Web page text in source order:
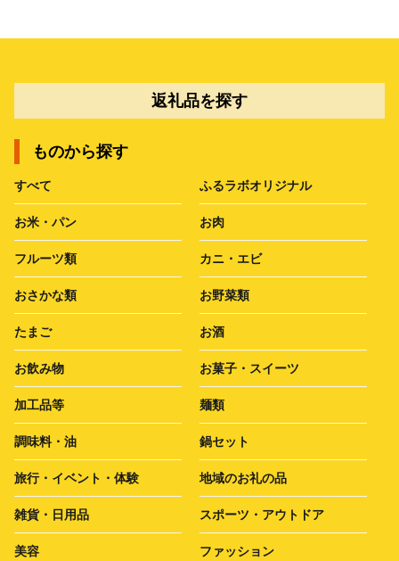
返礼品を探す
ものから探す
すべて ふるラボオリジナル
お米・パン お肉
フルーツ類 カニ・エビ
おさかな類 お野菜類
たまご お酒
お飲み物 お菓子・スイーツ
加工品等 麺類
調味料・油 鍋セット
旅行・イベント・体験 地域のお礼の品
雑貨・日用品 スポーツ・アウトドア
美容 ファッション